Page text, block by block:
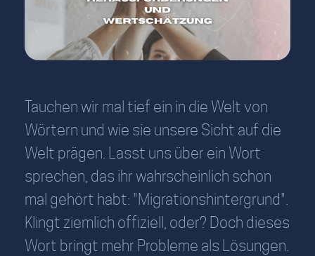
Tauchen wir mal tief ein in die Welt von
Wörtern und wie sie unsere Sicht auf die
Welt prägen. Lasst uns über ein Wort
sprechen, das ihr wahrscheinlich schon
mal gehört habt: "Migrationshintergrund".
Klingt ziemlich offiziell, oder? Doch dieses
Wort bringt mehr Probleme als Lösungen.